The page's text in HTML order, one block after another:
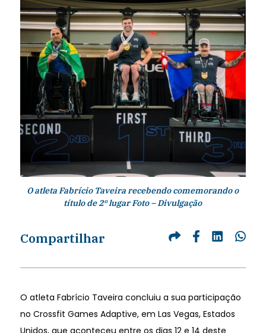
O atleta Fabrício Taveira recebendo comemorando o
título de 2º lugar Foto – Divulgação
Compartilhar
O atleta Fabrício Taveira concluiu a sua participação
no Crossfit Games Adaptive, em Las Vegas, Estados
Unidos, que aconteceu entre os dias 12 e 14 deste